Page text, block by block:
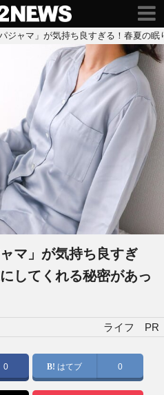
ジャマ」が気持ち良すぎる！春夏の
マ」が気持ち良すぎ
してくれる秘密があっ
ライフ PR
0 はてブ 0